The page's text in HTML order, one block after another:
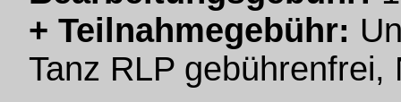
+ Teilnahmegebühr:
Tanz RLP